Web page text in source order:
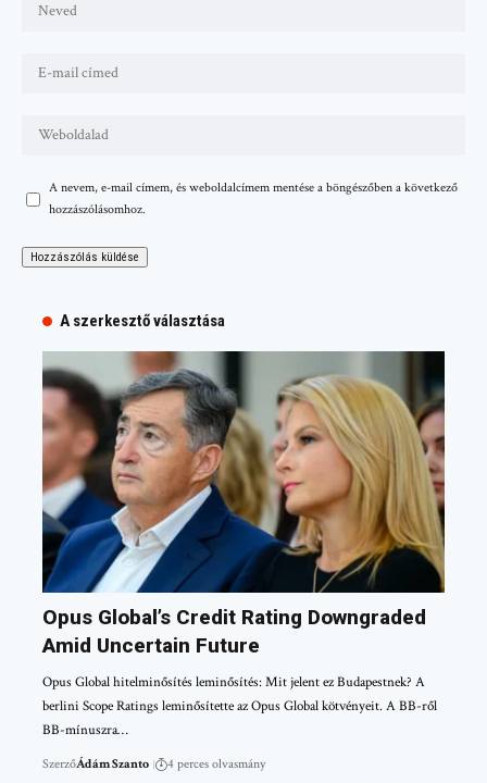
A nevem, e-mail címem, és weboldalcímem mentése a böngészőben a következő
hozzászólásomhoz.
A szerkesztő választása
Opus Global’s Credit Rating Downgraded
Amid Uncertain Future
Opus Global hitelminősítés leminősítés: Mit jelent ez Budapestnek? A
berlini Scope Ratings leminősítette az Opus Global kötvényeit. A BB-ről
BB-mínuszra…
SzerzőÁdám Szanto 4 perces olvasmány